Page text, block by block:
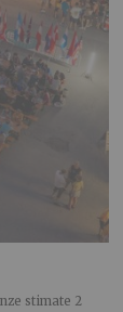
stimate 2